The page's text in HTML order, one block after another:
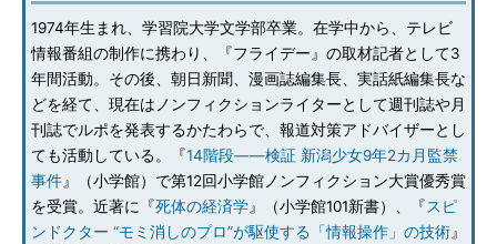
1974年生まれ、学習院大学文学部卒業。在学中から、テレビ
情報番組の制作に携わり、『フライデー』の取材記者として3
年間活動。その後、朝日新聞、漫画誌編集長、実話紙編集長な
どを経て、現在はノンフィクションライターとして週刊誌や月
刊誌でルポを発表するかたわらで、報道対策アドバイザーとし
ても活動している。『14階段――検証 新潟少女9年2カ月監禁
事件』（小学館）で第12回小学館ノンフィクション大賞優秀賞
を受賞。近著に『死体の経済学』（小学館101新書）、『スピ
ンドクター “モミ消しのプロ”が駆使する「情報操作」の技術』